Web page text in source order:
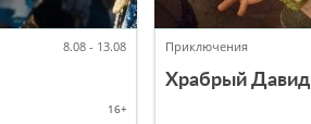
8.08 - 13.08
16+
Приключения
Храбрый Давид